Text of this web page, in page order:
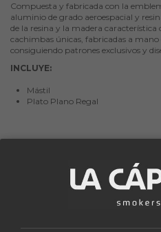
Compuesta y fabricada con la
aluminio de grado aeroespacial y
de la resina y la madera característica
cachimbas únicas, fabricadas a
consiguiendo patrones exclusivos y
INCLUYE:
Mástil
Plato Plano Regal